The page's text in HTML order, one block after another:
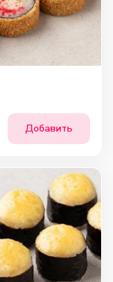
Добавить